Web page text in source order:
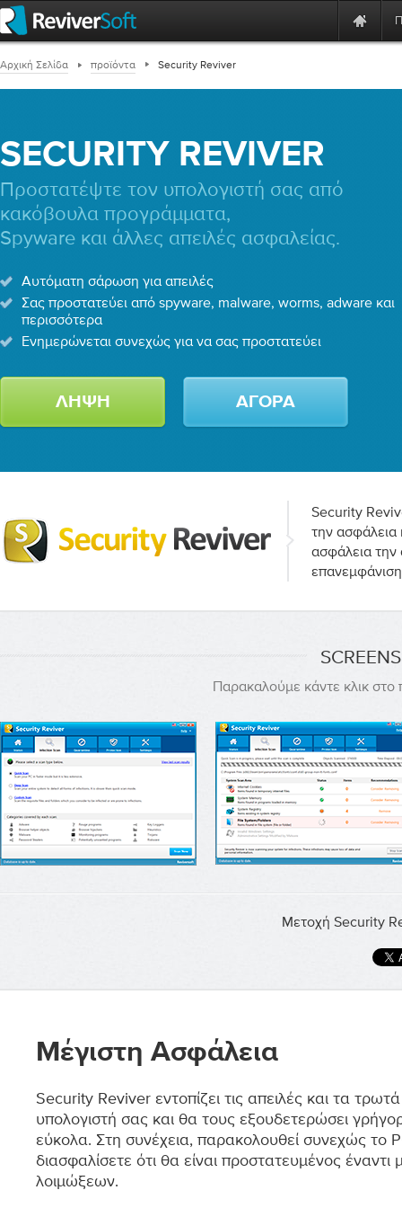
Αρχική Σελίδα προϊόντα Security Reviver
SECURITY REVIVER
Προστατέψτε τον υπολογιστή σας από
κακόβουλα προγράμματα,
Spyware και άλλες απειλές ασφαλείας.
Αυτόματη σάρωση για απειλές
Σας προστατεύει από spyware, malware, worms, adware και
περισσότερα
Ενημερώνεται συνεχώς για να σας προστατεύει
ΛΉΨΗ ΑΓΟΡΆ
Security
την
ασφάλεια την
Παρακαλούμε κάντε κλικ
Μετοχή Security
Μέγιστη Ασφάλεια
Security Reviver εντοπίζει τις απειλές και τα
υπολογιστή σας και θα τους εξουδετερώσει
εύκολα. Στη συνέχεια, παρακολουθεί συνεχώς το
διασφαλίσετε ότι θα είναι προστατευμένος έναντι
λοιμώξεων.